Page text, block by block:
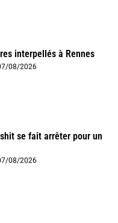
interpellés à Rennes
08/2026
se fait arrêter pour un
08/2026